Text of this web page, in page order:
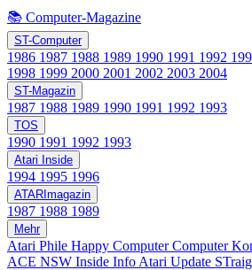
📚 Computer-Magazine
ST-Computer
1986 1987 1988 1989 1990 1991 1992
1998 1999 2000 2001 2002 2003 2004
ST-Magazin
1987 1988 1989 1990 1991 1992 1993
TOS
1990 1991 1992 1993
Atari Inside
1994 1995 1996
ATARImagazin
1987 1988 1989
Mehr
Atari Phile Happy ComputerComputer
ACE NSW Inside Info Atari Update